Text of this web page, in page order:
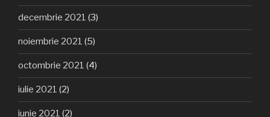
decembrie 2021 (3)
noiembrie 2021 (5)
octombrie 2021 (4)
iulie 2021 (2)
iunie 2021 (2)